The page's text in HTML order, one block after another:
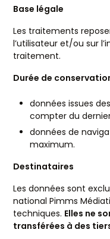
Base légale
Les traitements
l’utilisateur et/ou sur
traitement.
Durée de
données issues
compter du
données de
maximum.
Destinataires
Les données sont
national Pimms
techniques. Elles ne
transférées à des